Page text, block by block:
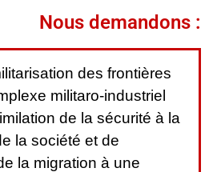
Nous demandons :
des frontières
militaro-industriel
de la sécurité à la
la société et de
la migration à une